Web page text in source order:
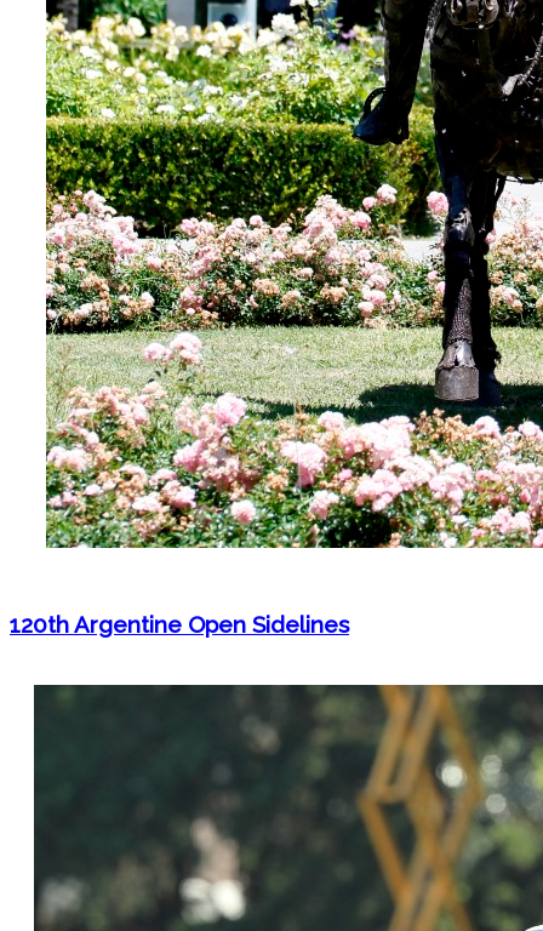
120th Argentine Open Sidelines